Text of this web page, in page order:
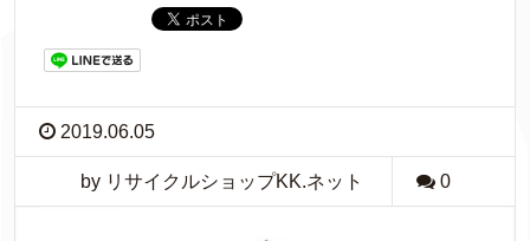
2019.06.05
by リサイクルショップKK.ネット 0